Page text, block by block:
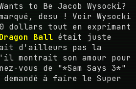
to Be Jacob Wysocki?
desu ! Voir Wysocki
dollars tout en exprimant
Ball était juste
d'ailleurs pas la
montrait son amour pour
vous de "*Sam Says 3*"
à faire le Super